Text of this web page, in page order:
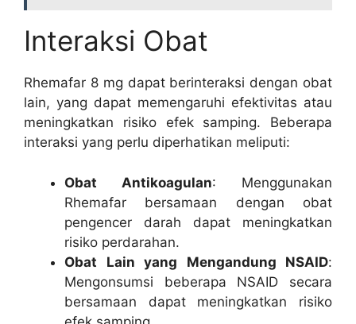
Interaksi Obat
Rhemafar 8 mg dapat berinteraksi dengan obat
lain, yang dapat memengaruhi efektivitas atau
meningkatkan risiko efek samping. Beberapa
interaksi yang perlu diperhatikan meliputi:
Obat Antikoagulan: Menggunakan
Rhemafar bersamaan dengan obat
pengencer darah dapat meningkatkan
risiko perdarahan.
Obat Lain yang Mengandung NSAID:
Mengonsumsi beberapa NSAID secara
bersamaan dapat meningkatkan risiko